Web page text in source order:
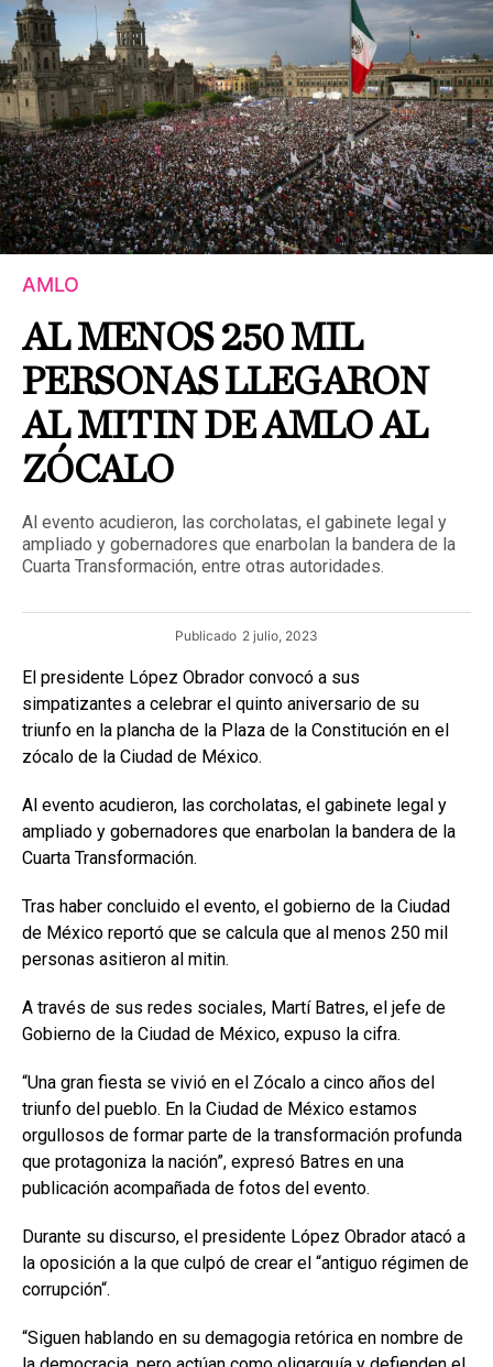
AMLO
AL MENOS 250 MIL
PERSONAS LLEGARON
AL MITIN DE AMLO AL
ZÓCALO
Al evento acudieron, las corcholatas, el gabinete legal y
ampliado y gobernadores que enarbolan la bandera de la
Cuarta Transformación, entre otras autoridades.
Publicado 2 julio, 2023
El presidente López Obrador convocó a sus
simpatizantes a celebrar el quinto aniversario de su
triunfo en la plancha de la Plaza de la Constitución en el
zócalo de la Ciudad de México.
Al evento acudieron, las corcholatas, el gabinete legal y
ampliado y gobernadores que enarbolan la bandera de la
Cuarta Transformación.
Tras haber concluido el evento, el gobierno de la Ciudad
de México reportó que se calcula que al menos 250 mil
personas asitieron al mitin.
A través de sus redes sociales, Martí Batres, el jefe de
Gobierno de la Ciudad de México, expuso la cifra.
“Una gran fiesta se vivió en el Zócalo a cinco años del
triunfo del pueblo. En la Ciudad de México estamos
orgullosos de formar parte de la transformación profunda
que protagoniza la nación”, expresó Batres en una
publicación acompañada de fotos del evento.
Durante su discurso, el presidente López Obrador atacó a
la oposición a la que culpó de crear el “antiguo régimen de
corrupción“.
“Siguen hablando en su demagogia retórica en nombre de